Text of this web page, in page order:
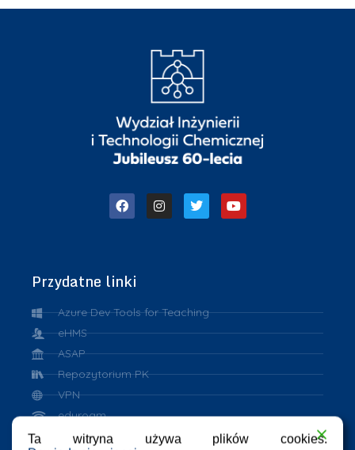
Przydatne linki
Azure Dev Tools for Teaching
eHMS
ASAP
Repozytorium PK
VPN
eduroam
Ta witryna używa plików cookies.